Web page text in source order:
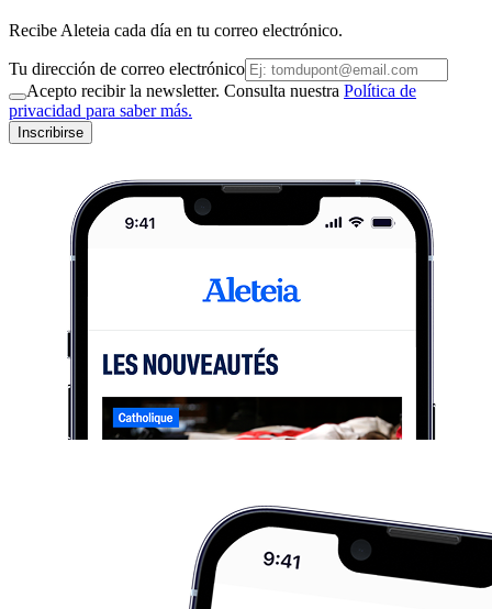
Recibe Aleteia cada día en tu correo electrónico.
Tu dirección de correo electrónico
Acepto recibir la newsletter. Consulta nuestra Política de
privacidad para saber más.
Inscribirse